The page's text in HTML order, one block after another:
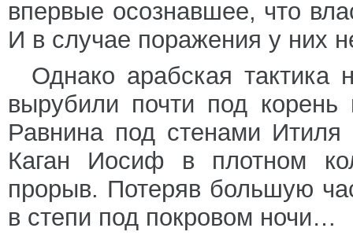
впервые осознавшее, что
И в случае поражения у них
Однако арабская
вырубили почти под
Равнина под стенами
Каган Иосиф в плотном
прорыв. Потеряв большую
в степи под покровом ночи…